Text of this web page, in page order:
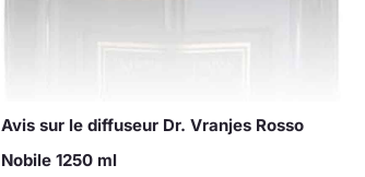
Avis sur le diffuseur Dr. Vranjes Rosso
Nobile 1250 ml